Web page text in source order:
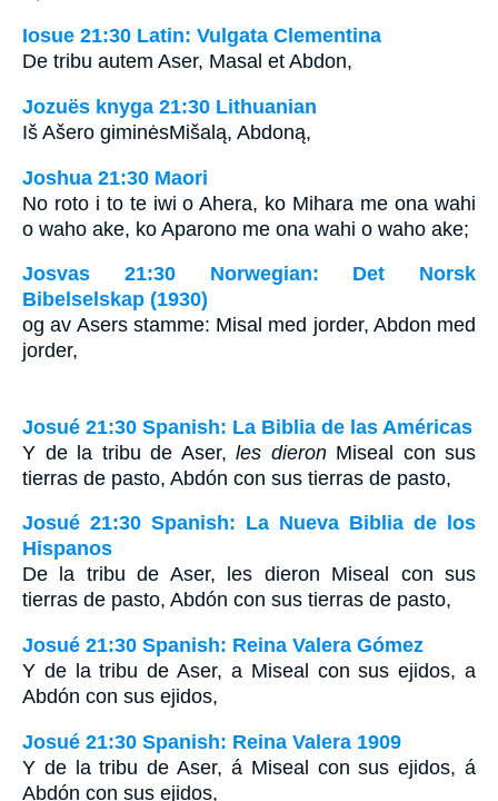
Iosue 21:30 Latin: Vulgata Clementina
De tribu autem Aser, Masal et Abdon,
Jozuës knyga 21:30 Lithuanian
Iš Ašero giminės­Mišalą, Abdoną,
Joshua 21:30 Maori
No roto i to te iwi o Ahera, ko Mihara me ona wahi
o waho ake, ko Aparono me ona wahi o waho ake;
Josvas 21:30 Norwegian: Det Norsk
Bibelselskap (1930)
og av Asers stamme: Misal med jorder, Abdon med
jorder,
Josué 21:30 Spanish: La Biblia de las Américas
Y de la tribu de Aser, les dieronMiseal con sus
tierras de pasto, Abdón con sus tierras de pasto,
Josué 21:30 Spanish: La Nueva Biblia de los
Hispanos
De la tribu de Aser, les dieron Miseal con sus
tierras de pasto, Abdón con sus tierras de pasto,
Josué 21:30 Spanish: Reina Valera Gómez
Y de la tribu de Aser, a Miseal con sus ejidos, a
Abdón con sus ejidos,
Josué 21:30 Spanish: Reina Valera 1909
Y de la tribu de Aser, á Miseal con sus ejidos, á
Abdón con sus ejidos,